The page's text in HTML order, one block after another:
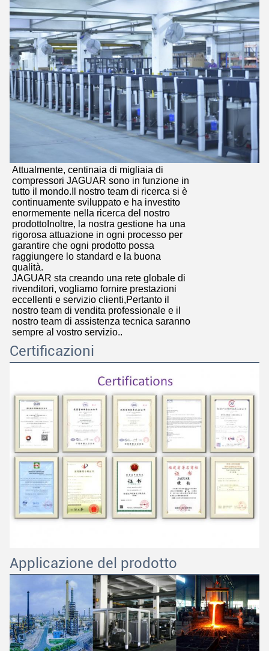
Invia
Attualmente, centinaia di migliaia di
compressori JAGUAR sono in funzione in
tutto il mondo.Il nostro team di ricerca si è
continuamente sviluppato e ha investito
enormemente nella ricerca del nostro
prodottoInoltre, la nostra gestione ha una
rigorosa attuazione in ogni processo per
garantire che ogni prodotto possa
raggiungere lo standard e la buona
qualità.
JAGUAR sta creando una rete globale di
rivenditori, vogliamo fornire prestazioni
eccellenti e servizio clienti,Pertanto il
nostro team di vendita professionale e il
nostro team di assistenza tecnica saranno
sempre al vostro servizio..
Certificazioni
Applicazione del prodotto